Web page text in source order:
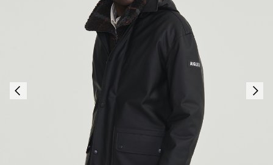
AIGLE CLUB ポイントサービス終了のお知らせ